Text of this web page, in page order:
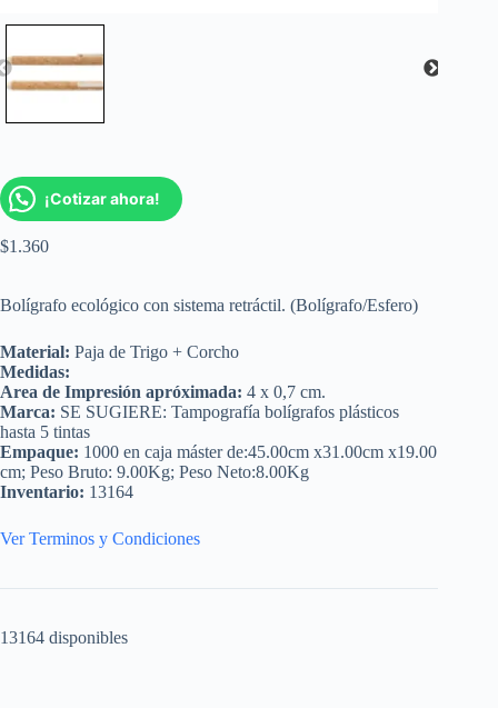
¡Cotizar ahora!
$1.360
Bolígrafo ecológico con sistema retráctil. (Bolígrafo/Esfero)
Material: Paja de Trigo + Corcho
Medidas:
Area de Impresión apróximada: 4 x 0,7 cm.
Marca: SE SUGIERE: Tampografía bolígrafos plásticos
hasta 5 tintas
Empaque: 1000 en caja máster de:45.00cm x31.00cm x19.00
cm; Peso Bruto: 9.00Kg; Peso Neto:8.00Kg
Inventario: 13164
Ver Terminos y Condiciones
13164 disponibles